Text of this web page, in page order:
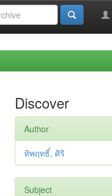
Discover
Author
ทิพฤทธิ์, ศิริ
Subject